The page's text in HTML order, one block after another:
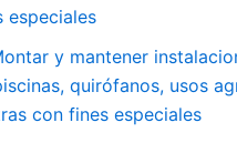
especiales
y mantener
quirófanos, usos
con fines especiales